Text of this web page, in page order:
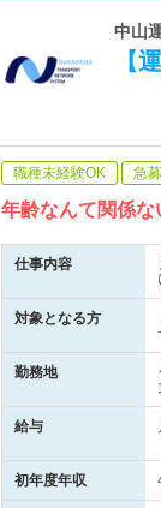
中山
【
職種未経験OK 急募
年齢なんて関係な
仕事内容
対象となる方
勤務地
給与
初年度年収